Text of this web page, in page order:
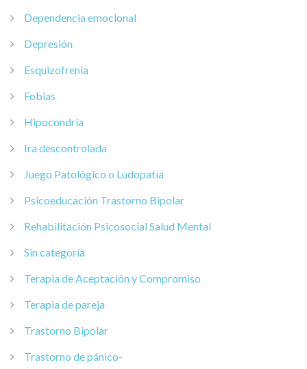
Dependencia emocional
Depresión
Esquizofrenia
Fobias
Hipocondría
Ira descontrolada
Juego Patológico o Ludopatía
Psicoeducación Trastorno Bipolar
Rehabilitación Psicosocial Salud Mental
Sin categoría
Terapia de Aceptación y Compromiso
Terapia de pareja
Trastorno Bipolar
Trastorno de pánico-